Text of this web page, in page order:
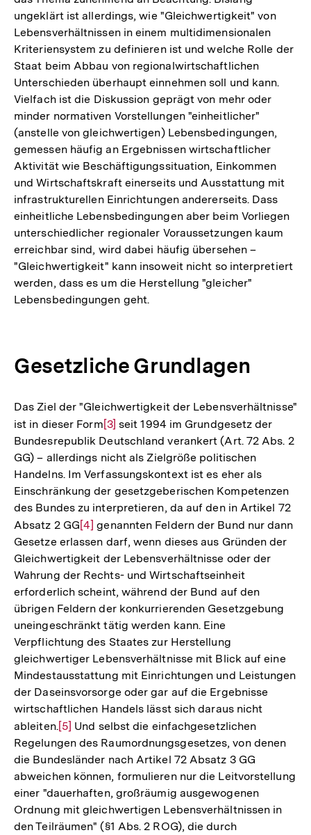
ungeklärt ist allerdings, wie "Gleichwertigkeit" von
Lebensverhältnissen in einem multidimensionalen
Kriteriensystem zu definieren ist und welche Rolle der
Staat beim Abbau von regionalwirtschaftlichen
Unterschieden überhaupt einnehmen soll und kann.
Vielfach ist die Diskussion geprägt von mehr oder
minder normativen Vorstellungen "einheitlicher"
(anstelle von gleichwertigen) Lebensbedingungen,
gemessen häufig an Ergebnissen wirtschaftlicher
Aktivität wie Beschäftigungssituation, Einkommen
und Wirtschaftskraft einerseits und Ausstattung mit
infrastrukturellen Einrichtungen andererseits. Dass
einheitliche Lebensbedingungen aber beim Vorliegen
unterschiedlicher regionaler Voraussetzungen kaum
erreichbar sind, wird dabei häufig übersehen –
"Gleichwertigkeit" kann insoweit nicht so interpretiert
werden, dass es um die Herstellung "gleicher"
Lebensbedingungen geht.
Gesetzliche Grundlagen
Das Ziel der "Gleichwertigkeit der Lebensverhältnisse"
ist in dieser FormZur
Auflösung
der
Fußnote
[3] seit 1994 im Grundgesetz der
Bundesrepublik Deutschland verankert (Art. 72 Abs. 2
GG) – allerdings nicht als Zielgröße politischen
Handelns. Im Verfassungskontext ist es eher als
Einschränkung der gesetzgeberischen Kompetenzen
des Bundes zu interpretieren, da auf den in Artikel 72
Absatz 2 GGZur
Auflösung
der
Fußnote
[4] genannten Feldern der Bund nur dann
Gesetze erlassen darf, wenn dieses aus Gründen der
Gleichwertigkeit der Lebensverhältnisse oder der
Wahrung der Rechts- und Wirtschaftseinheit
erforderlich scheint, während der Bund auf den
übrigen Feldern der konkurrierenden Gesetzgebung
uneingeschränkt tätig werden kann. Eine
Verpflichtung des Staates zur Herstellung
gleichwertiger Lebensverhältnisse mit Blick auf eine
Mindestausstattung mit Einrichtungen und Leistungen
der Daseinsvorsorge oder gar auf die Ergebnisse
wirtschaftlichen Handels lässt sich daraus nicht
ableiten.Zur
Auflösung
der
Fußnote
[5] Und selbst die einfachgesetzlichen
Regelungen des Raumordnungsgesetzes, von denen
die Bundesländer nach Artikel 72 Absatz 3 GG
abweichen können, formulieren nur die Leitvorstellung
einer "dauerhaften, großräumig ausgewogenen
Ordnung mit gleichwertigen Lebensverhältnissen in
den Teilräumen" (§1 Abs. 2 ROG), die durch